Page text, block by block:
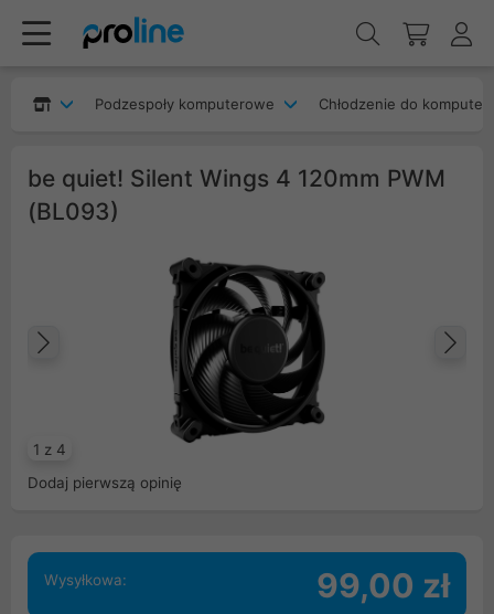
Podzespoły komputerowe Chłodzenie do
be quiet! Silent Wings 4 120mm PWM
(BL093)
1 z 4
Poprzedni
Dodaj pierwszą opinię
Wysyłkowa: 99,00 zł